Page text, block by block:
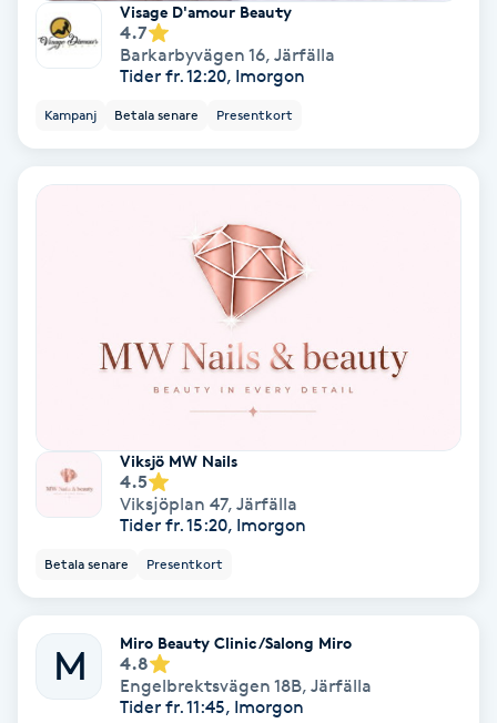
Hyaluronsyra
Hypnos
Hårbottenbehandling
Hälsa
Hälsprickor
Idrottsmassage
Visage D'amour Beauty
4.7
Barkarbyvägen 16, Järfälla
Tider fr. 12:20, Imorgon
Kampanj Betala senare Presentkort
Viksjö MW Nails
4.5
Viksjöplan 47, Järfälla
Tider fr. 15:20, Imorgon
Betala senare Presentkort
M
Miro Beauty Clinic/Salong Miro
4.8
Engelbrektsvägen 18B, Järfälla
Tider fr. 11:45, Imorgon